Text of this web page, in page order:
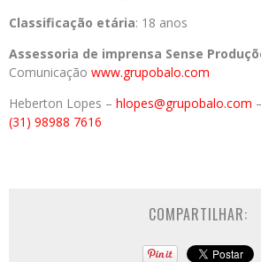
Classificação etária: 18 anos
Assessoria de imprensa Sense
Comunicação www.grupobalo.com
Heberton Lopes – hlopes@grupobalo.com –
(31) 98988 7616
COMPARTILHAR: